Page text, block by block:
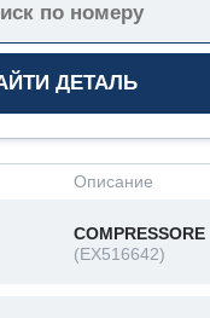
Описание
COMPRESSORE
(EX516642)